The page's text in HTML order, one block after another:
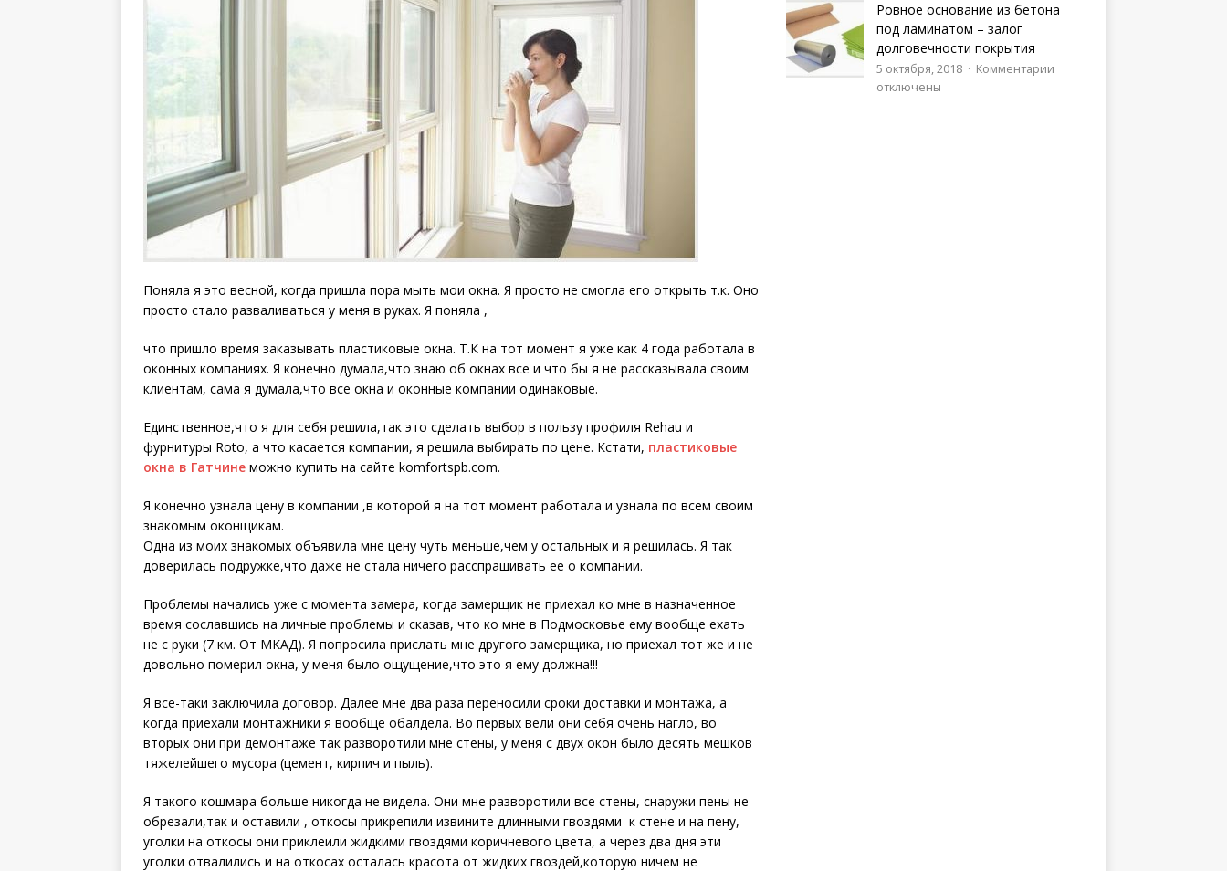
Поняла я это весной, когда пришла пора мыть мои окна. Я просто не смогла его открыть т.к. Оно
просто стало разваливаться у мeня в руках. Я поняла ,
что пришло время заказывать пластиковые окна. Т.К на тот момент я уже как 4 года работала в
оконных компаниях. Я конечно думала,что знаю об окнах все и что бы я не рассказывала своим
клиентам, сама я думала,что все окна и оконные компании одинаковые.
Единственное,что я для себя решила,так это сделать выбор в пользу профиля Rehau и
фурнитуры Roto, а что касается компании, я решила выбирать по цене. Кстати, пластиковые
окна в Гатчине можно купить на сайте komfortspb.com.
Я конечно узнала цену в компании ,в которой я на тот момент работала и узнала по всем своим
знакомым оконщикам.
Одна из моих знакомых объявила мне цену чуть меньше,чем у остальных и я решилась. Я так
доверилась подружке,что даже не стала ничего расспрашивать ее о компании.
Проблемы начались уже с момента замера, когда замерщик не приехал ко мне в назначенное
время сославшись на личные проблемы и сказав, что ко мне в Подмосковье ему вообще ехать
не с руки (7 км. От МКАД). Я попросила прислать мне другого замерщика, но приехал тот же и не
довольно померил окна, у меня было ощущение,что это я ему должна!!!
Я все-таки заключила договор. Далее мне два раза переносили сроки доставки и монтажа, а
когда приехали монтажники я вообще обалдела. Во первых вели они себя очень нагло, во
вторых они при демонтаже так разворотили мне стены, у меня с двух окон было десять мешков
тяжелейшего мусора (цемент, кирпич и пыль).
Я такого кошмара больше никогда не видела. Они мне разворотили все стены, снаружи пены не
обрезали,так и оставили , откосы прикрепили извините длинными гвоздями к стене и на пену,
уголки на откосы они приклеили жидкими гвоздями коричневого цвета, а через два дня эти
уголки отвалились и на откосах осталась красота от жидких гвоздей,которую ничем не
Ровное основание из бетона
под ламинатом – залог
долговечности покрытия
5 октября, 2018
Комментарии
отключены